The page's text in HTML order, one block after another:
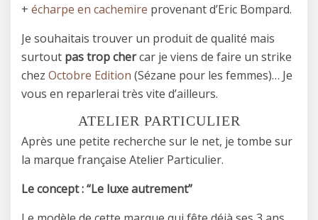
+ écharpe en cachemire provenant d’Eric Bompard.
Je souhaitais trouver un produit de qualité mais
surtout pas trop chercar je viens de faire un strike
chez Octobre Edition (Sézane pour les femmes)… Je
vous en reparlerai très vite d’ailleurs.
ATELIER PARTICULIER
Après une petite recherche sur le net, je tombe sur
la marque française Atelier Particulier.
Le concept : “Le luxe autrement”